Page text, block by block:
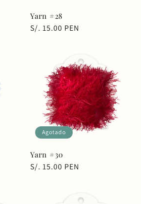
Yarn #28
Precio
S/. 15.00 PEN
Agotado
Yarn #30
Precio
S/. 15.00 PEN